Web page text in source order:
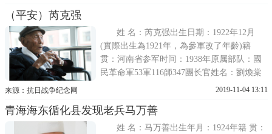
在四川起义。
（平安）芮克强
姓 名：芮克强出生日期：1922年12月
(實際出生為1921年，為參軍改了年齡)籍
贯：河南省参军时间：1938年原属部队：國
民革命軍53軍116師347團长官姓名：劉煥棠
离 退 休：從鐵路部門退休经济情况：每月工
女孝順)现 住 址：青海省平安縣安居小區七
號樓三單元4楼
来源：抗日战争纪念网 2019-11-04 13:11
青海海东循化县发现老兵马万善
姓 名：马万善出生年月：1924年籍 贯：